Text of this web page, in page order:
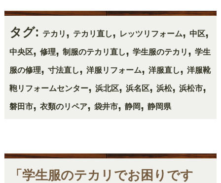
タグ: テカリ , テカリ直し, レッツリフォーム, 中区,
中央区, 修理, 制服のテカリ直し, 学生服のテカリ , 学生
服の修理, 寸法直し, 洋服リフォーム, 洋服直し, 洋服靴
鞄リフォームセンター, 浜北区, 浜名区, 浜松, 浜松市,
磐田市, 衣類のリペア, 袋井市, 静岡, 静岡県
「学生服のテカリでお困りです